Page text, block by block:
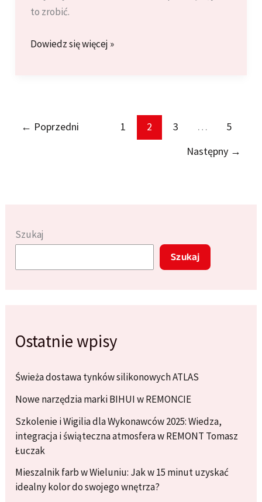
to zrobić.
Remont
jak
Dowiedz się więcej »
← Poprzedni 1 2 3 …
5
Następny →
Szukaj
Szukaj
Ostatnie wpisy
Świeża dostawa tynków silikonowych ATLAS
Nowe narzędzia marki BIHUI w REMONCIE
Szkolenie i Wigilia dla Wykonawców 2025: Wiedza,
integracja i świąteczna atmosfera w REMONT Tomasz
Łuczak
Mieszalnik farb w Wieluniu: Jak w 15 minut uzyskać
idealny kolor do swojego wnętrza?